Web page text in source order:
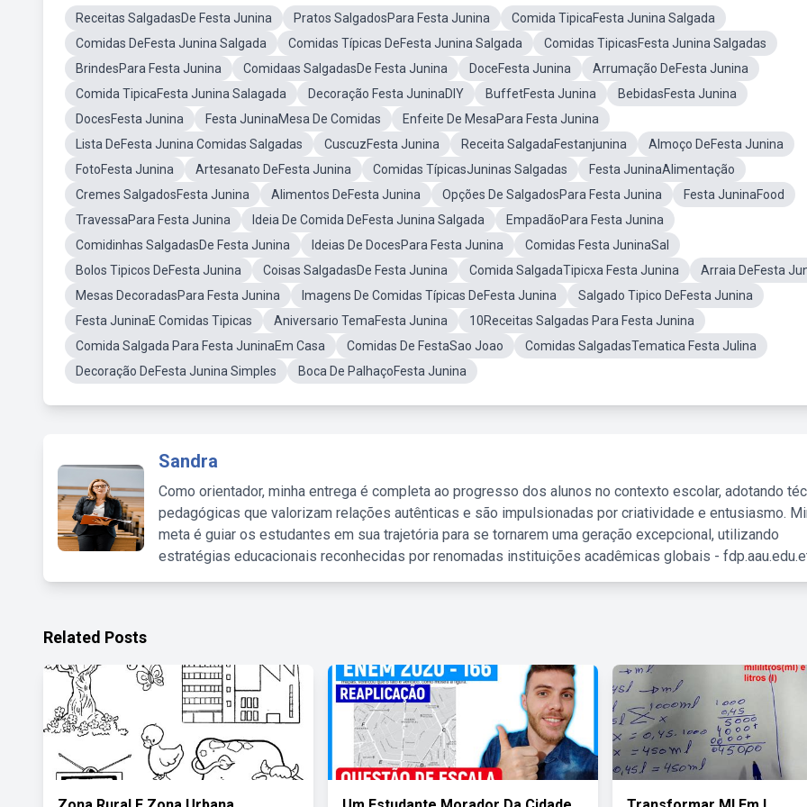
Receitas SalgadasDe Festa Junina Pratos SalgadosPara Festa Junina
Comida TipicaFesta Junina Salgada
Comidas DeFesta Junina Salgada
Comidas Típicas DeFesta Junina Salgada
Comidas TipicasFesta Junina Salgadas
BrindesPara Festa Junina
Comidaas SalgadasDe Festa Junina DoceFesta Junina
Arrumação DeFesta Junina
Comida TipicaFesta Junina Salagada
Decoração Festa JuninaDIY BuffetFesta Junina
BebidasFesta Junina
DocesFesta Junina
Festa JuninaMesa De Comidas
Enfeite De MesaPara Festa Junina
Lista DeFesta Junina Comidas Salgadas
CuscuzFesta Junina Receita SalgadaFestanjunina
Almoço DeFesta Junina
FotoFesta Junina
Artesanato DeFesta Junina Comidas TípicasJuninas Salgadas
Festa JuninaAlimentação
Cremes SalgadosFesta Junina
Alimentos DeFesta Junina Opções De SalgadosPara Festa Junina
Festa JuninaFood
TravessaPara Festa Junina
Ideia De Comida DeFesta Junina Salgada
EmpadãoPara Festa Junina
Comidinhas SalgadasDe Festa Junina
Ideias De DocesPara Festa Junina
Comidas Festa JuninaSal
Bolos Tipicos DeFesta Junina
Coisas SalgadasDe Festa Junina Comida SalgadaTipicxa Festa Junina
Arraia DeFesta
Mesas DecoradasPara Festa Junina
Imagens De Comidas Típicas DeFesta Junina
Salgado Tipico DeFesta Junina
Festa JuninaE Comidas Tipicas
Aniversario TemaFesta Junina
10Receitas Salgadas Para Festa Junina
Comida Salgada Para Festa JuninaEm Casa
Comidas De FestaSao Joao
Comidas SalgadasTematica Festa Julina
Decoração DeFesta Junina Simples
Boca De PalhaçoFesta Junina
Sandra
Como orientador, minha entrega é completa ao progresso dos alunos no contexto escolar, adotando
pedagógicas que valorizam relações autênticas e são impulsionadas por criatividade e entusiasmo.
meta é guiar os estudantes em sua trajetória para se tornarem uma geração excepcional, utilizando
estratégias educacionais reconhecidas por renomadas instituições acadêmicas globais -
Related Posts